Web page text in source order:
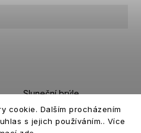
cookie. Dalším procházením
s jejich používáním.. Více
Sluneční brýle
Kontaktní čočky
oční kapky